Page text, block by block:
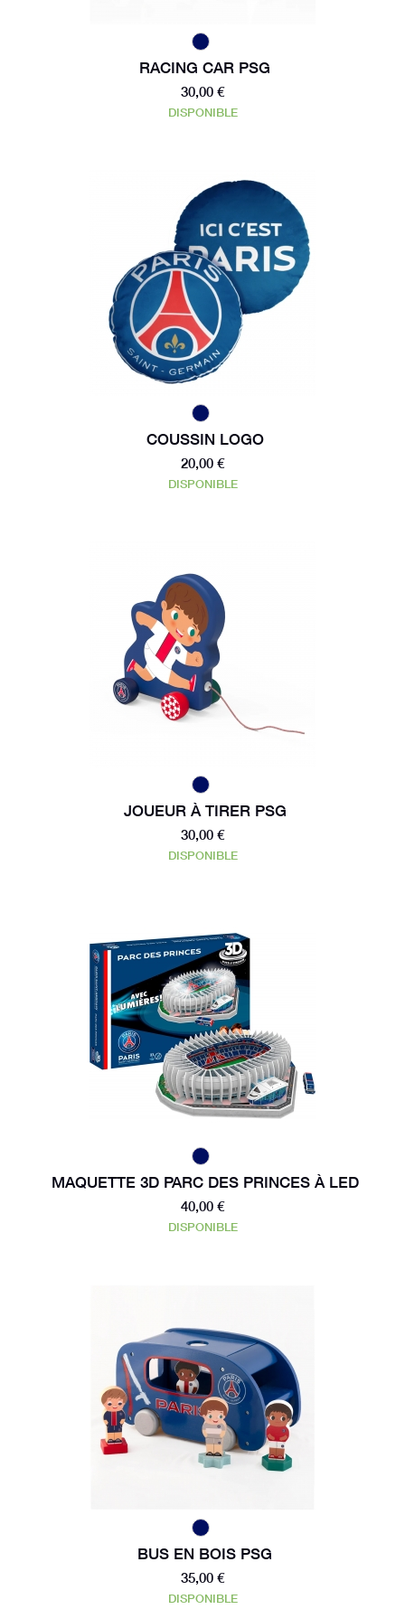
RACING CAR PSG
30,00 €
DISPONIBLE
COUSSIN LOGO
20,00 €
DISPONIBLE
JOUEUR À TIRER PSG
30,00 €
DISPONIBLE
MAQUETTE 3D PARC DES PRINCES À LED
40,00 €
DISPONIBLE
BUS EN BOIS PSG
35,00 €
DISPONIBLE